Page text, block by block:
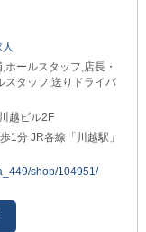
ールスタッフ,店長・
スタッフ,送りドライバ
越ビル2F
1分 JR各線「川越駅」
shop/104951/